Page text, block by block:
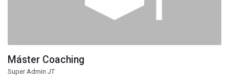
Máster Coaching
Super Admin JT